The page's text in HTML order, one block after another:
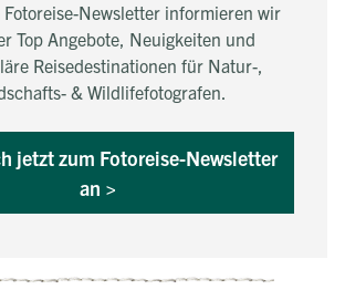
Fotoreise-Newsletter informieren wir
Top Angebote, Neuigkeiten und
Reisedestinationen für Natur-,
& Wildlifefotografen.
jetzt zum Fotoreise-Newsletter
an >